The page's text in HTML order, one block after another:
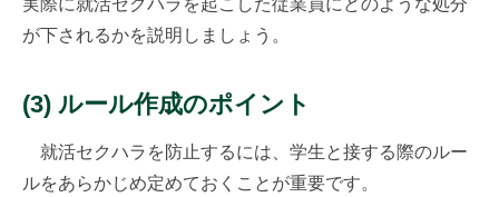
が下されるかを説明しましょう。
(3) ルール作成のポイント
就活セクハラを防止するには、学生と接する際のルー
ルをあらかじめ定めておくことが重要です。